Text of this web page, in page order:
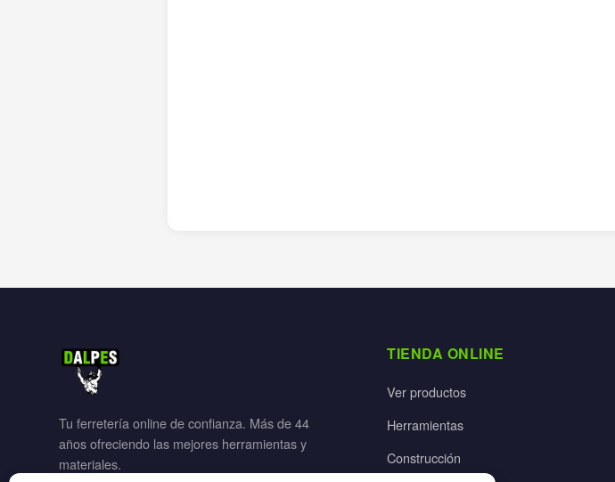
Tu ferretería online de confianza. Más de 44
años ofreciendo las mejores herramientas y
materiales.
TIENDA ONLINE
Ver productos
Herramientas
Construcción